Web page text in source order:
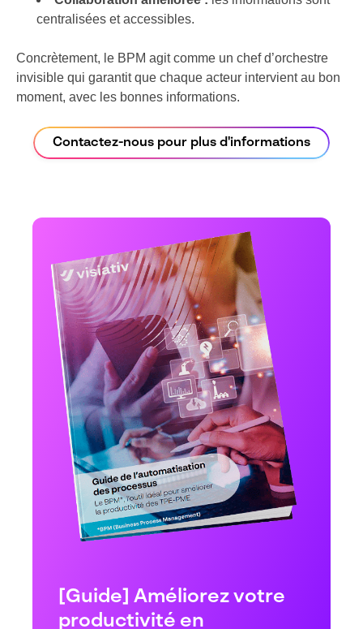
centralisées et accessibles.
Concrètement, le BPM agit comme un chef d’orchestre
invisible qui garantit que chaque acteur intervient au bon
moment, avec les bonnes informations.
Contactez-nous pour plus d'informations
[Guide] Améliorez votre
productivité en